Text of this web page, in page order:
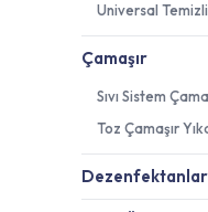
Universal
Çamaşır
Sıvı Sistem
Toz Çamaşır